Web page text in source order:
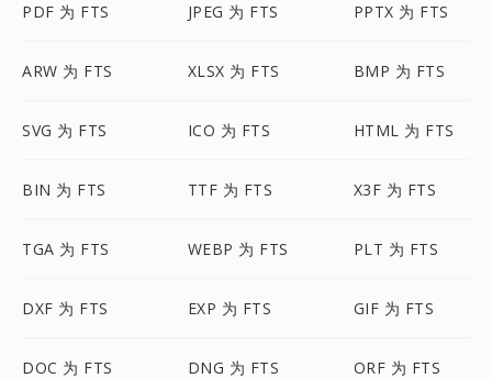
PDF 为 FTS JPEG 为 FTS PPTX 为 FTS
ARW 为 FTS XLSX 为 FTS BMP 为 FTS
SVG 为 FTS ICO 为 FTS HTML 为 FTS
BIN 为 FTS TTF 为 FTS X3F 为 FTS
TGA 为 FTS WEBP 为 FTS PLT 为 FTS
DXF 为 FTS EXP 为 FTS GIF 为 FTS
DOC 为 FTS DNG 为 FTS ORF 为 FTS